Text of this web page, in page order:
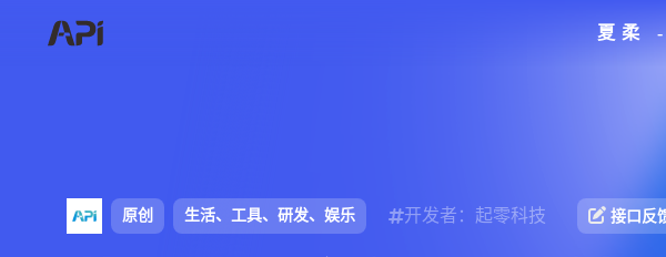
夏柔
原创 生活、工具、研发、娱乐 开发者：起零科技 接口反